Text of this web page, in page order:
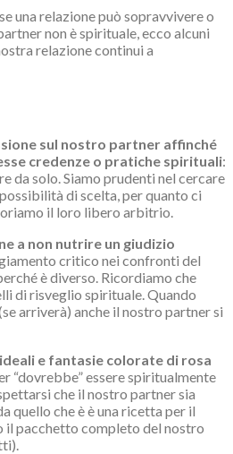
una relazione può sopravvivere o
non è spirituale, ecco alcuni
relazione continui a
sul nostro partner affinché
credenze o pratiche spirituali:
da solo. Siamo prudenti nel cercare
di scelta, per quanto ci
il loro libero arbitrio.
a non nutrire un giudizio
critico nei confronti del
è diverso. Ricordiamo che
di risveglio spirituale. Quando
arriverà) anche il nostro partner si
e fantasie colorate di rosa
“dovrebbe” essere spiritualmente
che il nostro partner sia
quello che è è una ricetta per il
il pacchetto completo del nostro